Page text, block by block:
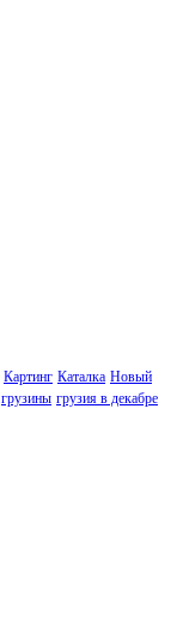
Картинг Каталка Новый
грузины грузия в декабре